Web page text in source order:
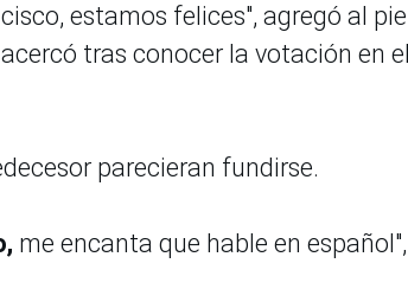
estamos felices", agregó al
tras conocer la votación en
parecieran fundirse.
me encanta que hable en español",